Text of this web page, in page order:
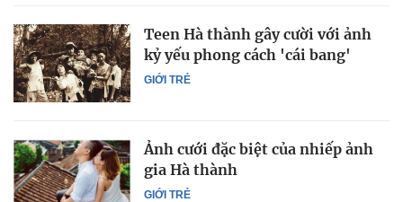
GIỚI TRẺ
Teen Hà thành gây cười với ảnh
kỷ yếu phong cách 'cái bang'
GIỚI TRẺ
Ảnh cưới đặc biệt của nhiếp ảnh
gia Hà thành